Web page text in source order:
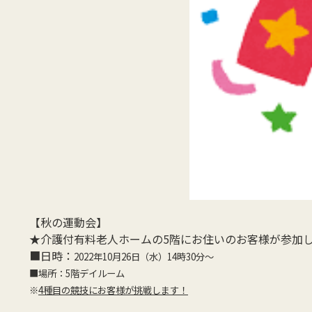
【秋の運動会】
★介護付有料老人ホームの5階にお住いのお客様が参加
■日時： 2022年10月26日（水）14時30分～
■場所：5階デイルーム
※4種目の競技にお客様が挑戦します！